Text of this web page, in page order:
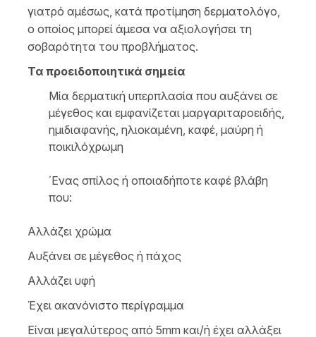
γιατρό αμέσως, κατά προτίμηση δερματολόγο,
ο οποίος μπορεί άμεσα να αξιολογήσει τη
σοβαρότητα του προβλήματος.
Τα προειδοποιητικά σημεία
Μία δερματική υπερπλασία που αυξάνει σε
μέγεθος και εμφανίζεται μαργαριταροειδής,
ημιδιαφανής, ηλιοκαμένη, καφέ, μαύρη ή
ποικιλόχρωμη
΄Ενας σπίλος ή οποιαδήποτε καφέ βλάβη
που:
Αλλάζει χρώμα
Αυξάνει σε μέγεθος ή πάχος
Αλλάζει υφή
Έχει ακανόνιστο περίγραμμα
Είναι μεγαλύτερος από 5mm και/ή έχει αλλάξει